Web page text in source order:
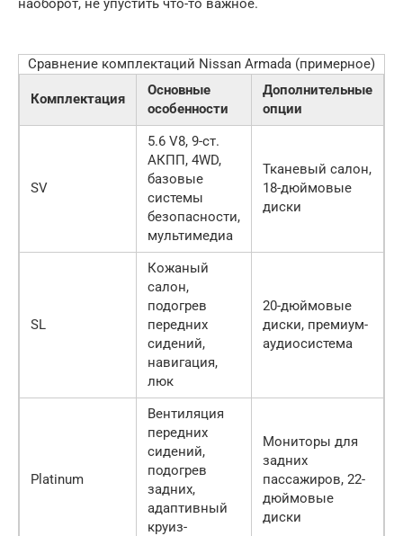
Сравнение комплектаций Nissan Armada (примерное)
Комплектация
Основные
особенности
Дополнительные
опции
SV
5.6 V8, 9-ст.
АКПП, 4WD,
базовые
системы
безопасности,
мультимедиа
Тканевый салон,
18-дюймовые
диски
SL
Кожаный
салон,
подогрев
передних
сидений,
навигация,
люк
20-дюймовые
диски, премиум-
аудиосистема
Platinum
Вентиляция
передних
сидений,
подогрев
задних,
адаптивный
круиз-
Мониторы для
задних
пассажиров, 22-
дюймовые
диски